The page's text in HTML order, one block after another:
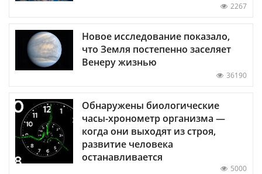
2267
Новое исследование показало,
что Земля постепенно заселяет
Венеру жизнью
36190
Обнаружены биологические
часы-хронометр организма —
когда они выходят из строя,
развитие человека
останавливается
5000